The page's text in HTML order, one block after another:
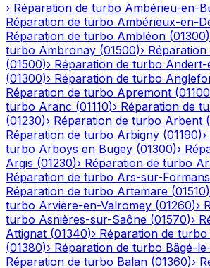
› Réparation de turbo Ambérieu-en-
Réparation de turbo Ambérieux-en-
Réparation de turbo Ambléon (01300)
turbo Ambronay (01500)›
(01500)› Réparation de turbo Andert-
(01300)› Réparation de turbo
Réparation de turbo Apremont (01100
turbo Aranc (01110)› Réparation de
(01230)› Réparation de turbo Arbent (
Réparation de turbo Arbigny (01190)›
turbo Arboys en Bugey (01300)›
Argis (01230)› Réparation de turbo
Réparation de turbo Ars-sur-Formans
Réparation de turbo Artemare (01510)
turbo Arvière-en-Valromey (01260)›
turbo Asnières-sur-Saône (01570)›
Attignat (01340)› Réparation de turbo
(01380)› Réparation de turbo Bâgé-
Réparation de turbo Balan (01360)›